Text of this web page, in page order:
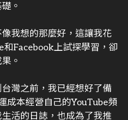
。
我想的那麼好，這讓我花
和Facebook上試探學習，卻
。
灣之前，我已經想好了備
成本經營自己的YouTube頻
活的日誌，也成為了我推